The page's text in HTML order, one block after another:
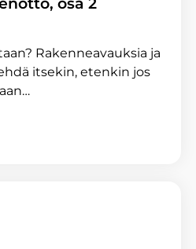
Rakenneavauksia ja
itsekin, etenkin jos